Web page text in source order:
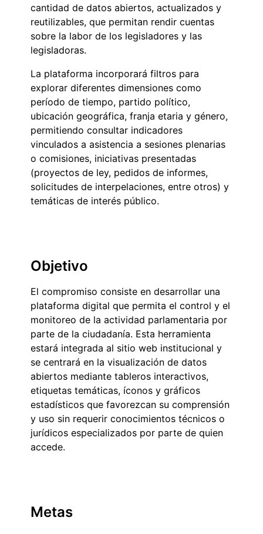
cantidad de datos abiertos, actualizados y
reutilizables, que permitan rendir cuentas
sobre la labor de los legisladores y las
legisladoras.
La plataforma incorporará filtros para
explorar diferentes dimensiones como
período de tiempo, partido político,
ubicación geográfica, franja etaria y género,
permitiendo consultar indicadores
vinculados a asistencia a sesiones plenarias
o comisiones, iniciativas presentadas
(proyectos de ley, pedidos de informes,
solicitudes de interpelaciones, entre otros) y
temáticas de interés público.
Objetivo
El compromiso consiste en desarrollar una
plataforma digital que permita el control y el
monitoreo de la actividad parlamentaria por
parte de la ciudadanía. Esta herramienta
estará integrada al sitio web institucional y
se centrará en la visualización de datos
abiertos mediante tableros interactivos,
etiquetas temáticas, íconos y gráficos
estadísticos que favorezcan su comprensión
y uso sin requerir conocimientos técnicos o
jurídicos especializados por parte de quien
accede.
Metas